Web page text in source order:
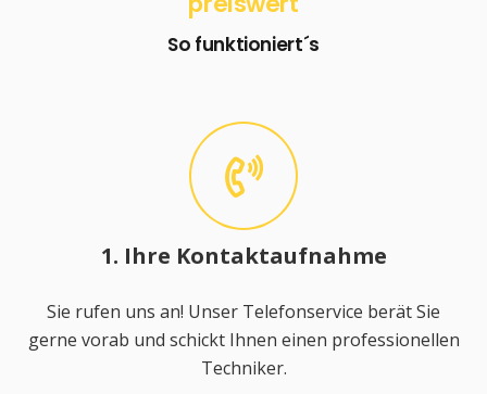
So funktioniert´s
1. Ihre Kontaktaufnahme
Sie rufen uns an! Unser Telefonservice berät Sie
gerne vorab und schickt Ihnen einen professionellen
Techniker.